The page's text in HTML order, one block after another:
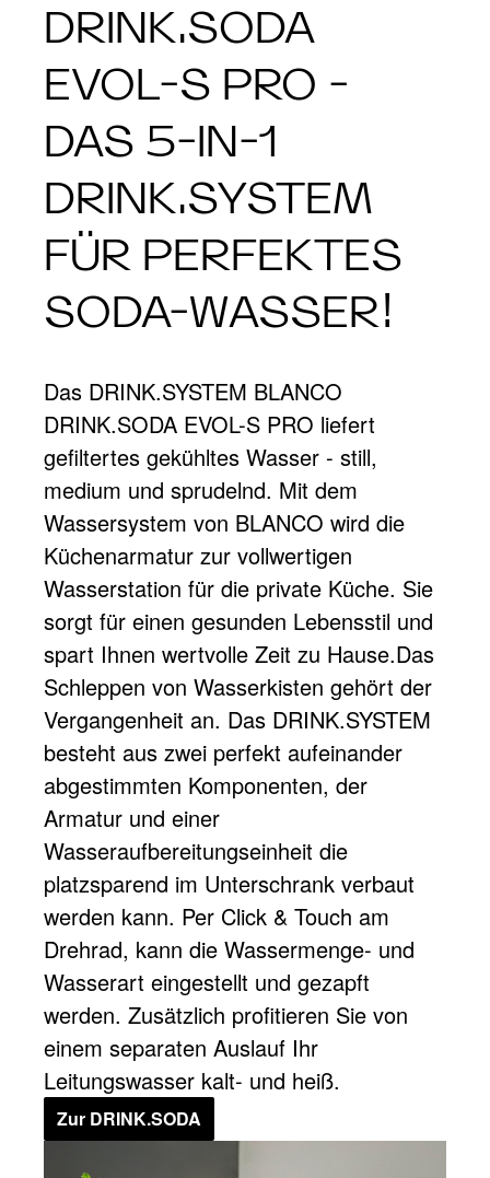
DRINK.SODA
EVOL-S PRO -
DAS 5-IN-1
DRINK.SYSTEM
FÜR PERFEKTES
SODA-WASSER!
Das DRINK.SYSTEM BLANCO
DRINK.SODA EVOL-S PRO liefert
gefiltertes gekühltes Wasser - still,
medium und sprudelnd. Mit dem
Wassersystem von BLANCO​ wird die
Küchenarmatur zur vollwertigen​
Wasserstation für die private Küche. Sie
sorgt für einen gesunden Lebensstil und
spart Ihnen wertvolle Zeit zu Hause.Das
Schleppen von​ Wasserkisten gehört der
Vergangenheit an.​ Das DRINK.SYSTEM
besteht aus zwei perfekt aufeinander
abgestimmten Komponenten, der
Armatur und einer
Wasseraufbereitungseinheit die
platzsparend im Unterschrank verbaut
werden kann. Per Click & Touch am
Drehrad, kann die Wassermenge- und
Wasserart eingestellt und gezapft
werden. Zusätzlich profitieren Sie von
einem separaten Auslauf Ihr
Leitungswasser kalt- und heiß.
Zur DRINK.SODA